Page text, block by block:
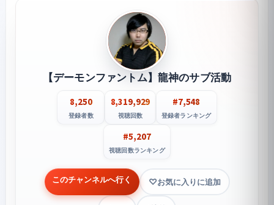
【デーモンファントム】龍神のサブ活動
8,250
登録者数
8,319,929
視聴回数
#7,548
登録者ランキング
#5,207
視聴回数ランキング
このチャンネルへ行く お気に入りに追加